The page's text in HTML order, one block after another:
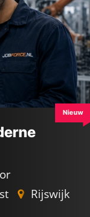
Rijswijk
Nieuw